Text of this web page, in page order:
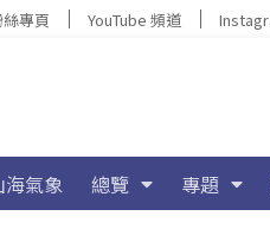
專頁 YouTube 頻道
海氣象 總覽 專題